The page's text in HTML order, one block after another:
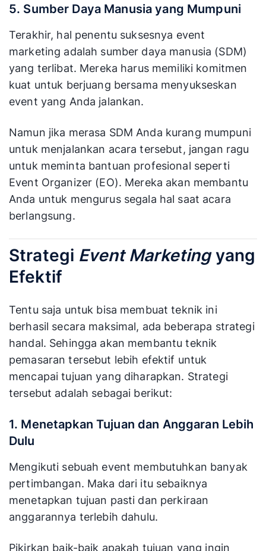
pengeras suara. Sementara promosi online bisa
platform digital, membagikan konten promosi
melalui website, media sosial dan emai.
5. Sumber Daya Manusia yang Mumpuni
Terakhir, hal penentu suksesnya event
marketing adalah sumber daya manusia (SDM)
yang terlibat. Mereka harus memiliki komitmen
kuat untuk berjuang bersama menyukseskan
event yang Anda jalankan.
Namun jika merasa SDM Anda kurang mumpuni
untuk menjalankan acara tersebut, jangan ragu
untuk meminta bantuan profesional seperti
Event Organizer (EO). Mereka akan membantu
Anda untuk mengurus segala hal saat acara
StrategiEvent Marketingyang
Efektif
Tentu saja untuk bisa membuat teknik ini
berhasil secara maksimal, ada beberapa strategi
handal. Sehingga akan membantu teknik
pemasaran tersebut lebih efektif untuk
tersebut adalah sebagai berikut:
1. Menetapkan Tujuan dan Anggaran Lebih
Dulu
Mengikuti sebuah event membutuhkan banyak